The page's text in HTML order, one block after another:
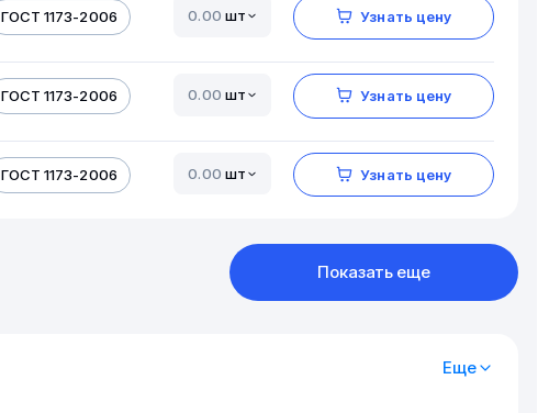
ГОСТ 1173-2006 шт Узнать цену
ГОСТ 1173-2006 шт Узнать цену
ГОСТ 1173-2006 шт Узнать цену
Показать еще
Еще